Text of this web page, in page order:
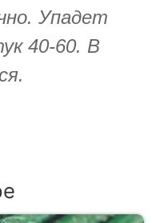
Упадет
40-60. В